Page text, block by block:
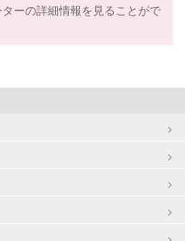
ーの詳細情報を見ることがで